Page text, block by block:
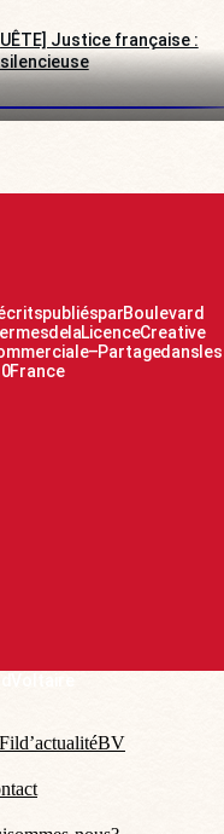
Justice française :
publiés par Boulevard
de la Licence Creative
– Partage dans les
France
d’actualité BV